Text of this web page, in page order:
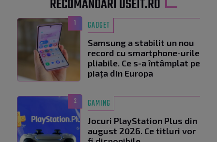
RECOMANDĂRI USEIT.RO
1 GADGET
Samsung a stabilit un nou
record cu smartphone-urile
pliabile. Ce s-a întâmplat pe
piața din Europa
2 GAMING
Jocuri PlayStation Plus din
august 2026. Ce titluri vor